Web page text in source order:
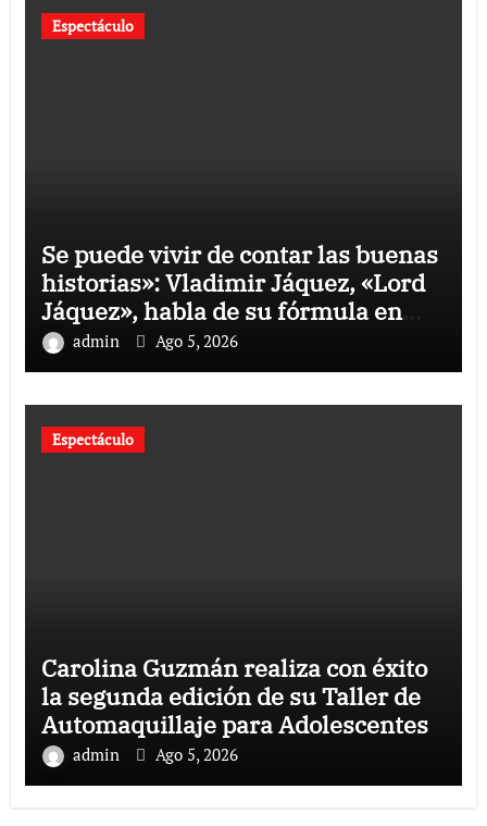
Espectáculo
Se puede vivir de contar las buenas
historias»: Vladimir Jáquez, «Lord
Jáquez», habla de su fórmula en
«Cinco Palabras
admin Ago 5, 2026
Espectáculo
Carolina Guzmán realiza con éxito
la segunda edición de su Taller de
Automaquillaje para Adolescentes
admin Ago 5, 2026